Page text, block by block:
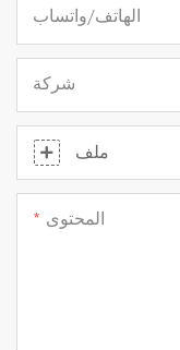
الهاتف/واتساب
شركة
ملف
المحتوى